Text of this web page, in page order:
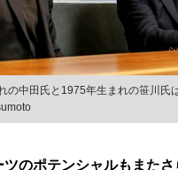
の中田氏と1975年生まれの笹川氏
のポテンシャルもまたさ